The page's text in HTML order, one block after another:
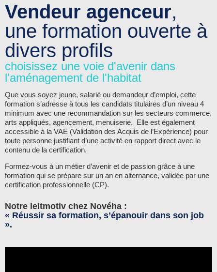
Vendeur agenceur,
une formation ouverte à
divers profils
choisissez une voie d'avenir dans
l'aménagement de l'habitat
Que vous soyez jeune, salarié ou demandeur d’emploi, cette
formation s’adresse à tous les candidats titulaires d’un niveau 4
minimum avec une recommandation sur les secteurs commerce,
arts appliqués, agencement, menuiserie. Elle est également
accessible à la VAE (Validation des Acquis de l’Expérience) pour
toute personne justifiant d’une activité en rapport direct avec le
contenu de la certification.
Formez-vous à un métier d’avenir et de passion grâce à une
formation qui se prépare sur un an en alternance, validée par une
certification professionnelle (CP).
Notre leitmotiv chez Novéha :
« Réussir sa formation, s’épanouir dans son job
».